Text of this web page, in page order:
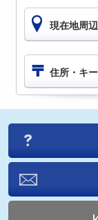
現在地周
住所・キ